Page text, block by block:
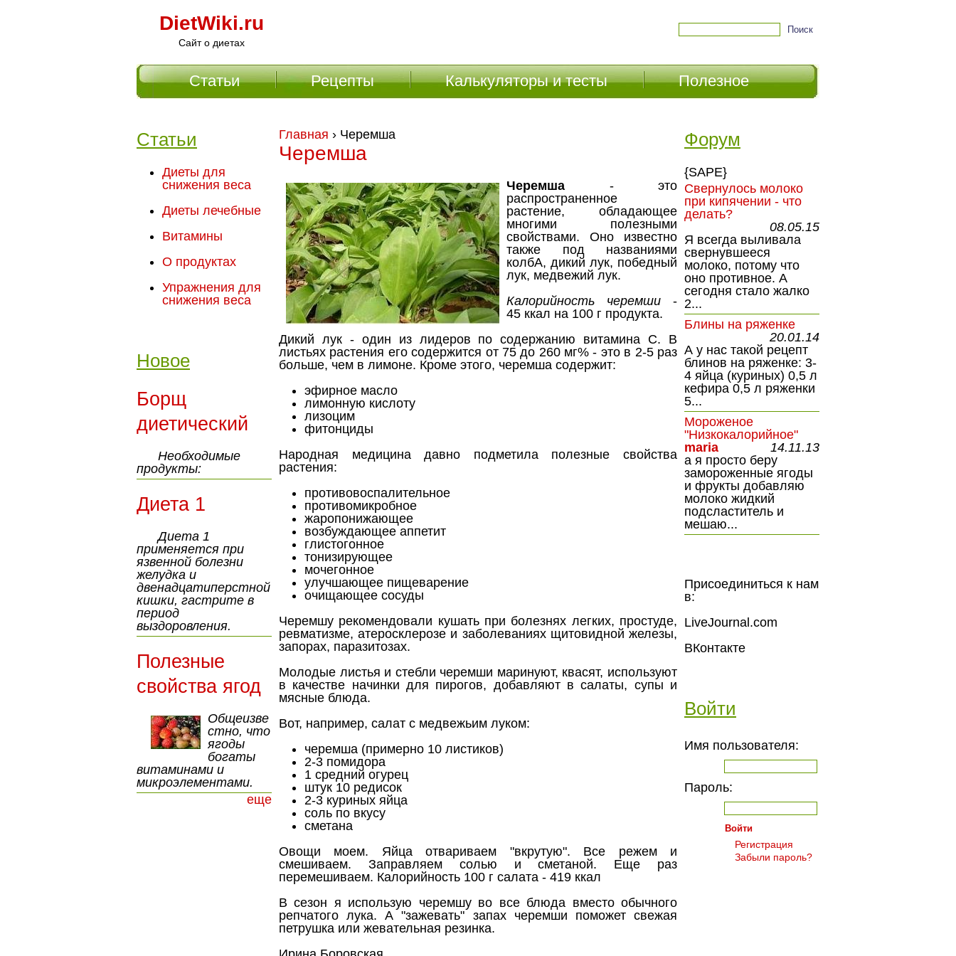
DietWiki.ru
Сайт о диетах
Главная › Черемша
Черемша
Черемша - это
распространенное
растение, обладающее
многими полезными
свойствами. Оно известно
также под названиями
колбА, дикий лук, победный
лук, медвежий лук.
Калорийность черемши -
45 ккал на 100 г продукта.
Дикий лук - один из лидеров по содержанию витамина С. В
листьях растения его содержится от 75 до 260 мг% - это в 2-5 раз
больше, чем в лимоне. Кроме этого, черемша содержит:
эфирное масло
лимонную кислоту
лизоцим
фитонциды
Народная медицина давно подметила полезные свойства
растения:
противовоспалительное
противомикробное
жаропонижающее
возбуждающее аппетит
глистогонное
тонизирующее
мочегонное
улучшающее пищеварение
очищающее сосуды
Черемшу рекомендовали кушать при болезнях легких, простуде,
ревматизме, атеросклерозе и заболеваниях щитовидной железы,
запорах, паразитозах.
Молодые листья и стебли черемши маринуют, квасят, используют
в качестве начинки для пирогов, добавляют в салаты, супы и
мясные блюда.
Вот, например, салат с медвежьим луком:
черемша (примерно 10 листиков)
2-3 помидора
1 средний огурец
штук 10 редисок
2-3 куриных яйца
соль по вкусу
сметана
Овощи моем. Яйца отвариваем "вкрутую". Все режем и
смешиваем. Заправляем солью и сметаной. Еще раз
перемешиваем. Калорийность 100 г салата - 419 ккал
В сезон я использую черемшу во все блюда вместо обычного
репчатого лука. А "зажевать" запах черемши поможет свежая
петрушка или жевательная резинка.
Главное меню
Статьи Рецепты Калькуляторы и тесты Полезное
Статьи
Диеты для
снижения веса
Диеты лечебные
Витамины
О продуктах
Упражнения для
снижения веса
Новое
Борщ
диетический
Необходимые
продукты:
Диета 1
Диета 1
применяется при
язвенной болезни
желудка и
двенадцатиперстной
кишки, гастрите в
период
выздоровления.
Полезные
свойства ягод
Общеизве
стно, что
ягоды
богаты
витаминами и
микроэлементами.
еще
Форум
{SAPE}
Свернулось молоко
при кипячении - что
делать?
08.05.15
Я всегда выливала
свернувшееся
молоко, потому что
оно противное. А
сегодня стало жалко
2...
Блины на ряженке
20.01.14
А у нас такой рецепт
блинов на ряженке: 3-
4 яйца (куриных) 0,5 л
кефира 0,5 л ряженки
5...
Мороженое
"Низкокалорийное"
maria
14.11.13
а я просто беру
замороженные ягоды
и фрукты добавляю
молоко жидкий
подсластитель и
мешаю...
Присоединиться к нам
в:
LiveJournal.com
ВКонтакте
Войти
Имя пользователя:
Пароль:
Регистрация
Забыли пароль?